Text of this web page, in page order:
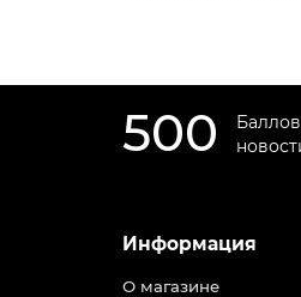
500
Информация
О магазине